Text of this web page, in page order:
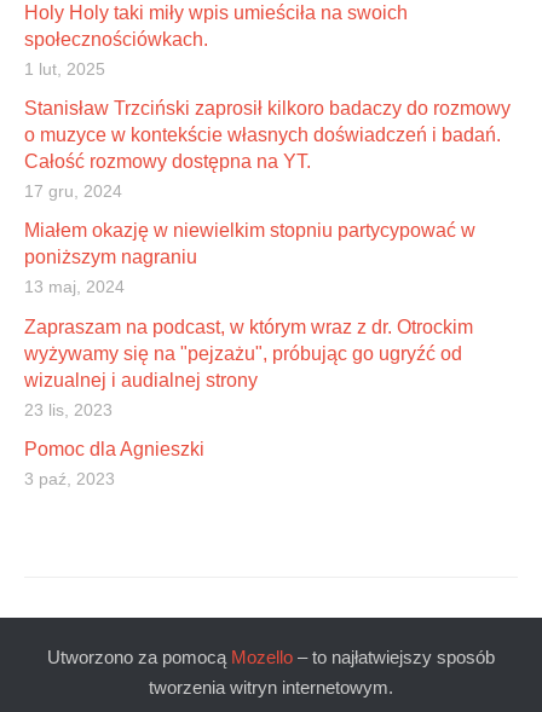
Holy Holy taki miły wpis umieściła na swoich
społecznościówkach.
1 lut, 2025
Stanisław Trzciński zaprosił kilkoro badaczy do rozmowy
o muzyce w kontekście własnych doświadczeń i badań.
Całość rozmowy dostępna na YT.
17 gru, 2024
Miałem okazję w niewielkim stopniu partycypować w
poniższym nagraniu
13 maj, 2024
Zapraszam na podcast, w którym wraz z dr. Otrockim
wyżywamy się na "pejzażu", próbując go ugryźć od
wizualnej i audialnej strony
23 lis, 2023
Pomoc dla Agnieszki
3 paź, 2023
Utworzono za pomocą Mozello – to najłatwiejszy sposób
tworzenia witryn internetowym.